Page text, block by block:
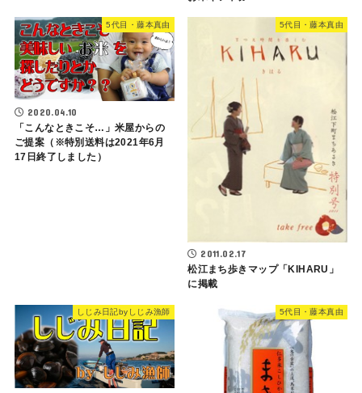
5代目・藤本真由
2020.04.10
「こんなときこそ…」米屋からの
ご提案（※特別送料は2021年6月
17日終了しました）
5代目・藤本真由
2011.02.17
松江まち歩きマップ「KIHARU」
に掲載
しじみ日記byしじみ漁師 5代目・藤本真由